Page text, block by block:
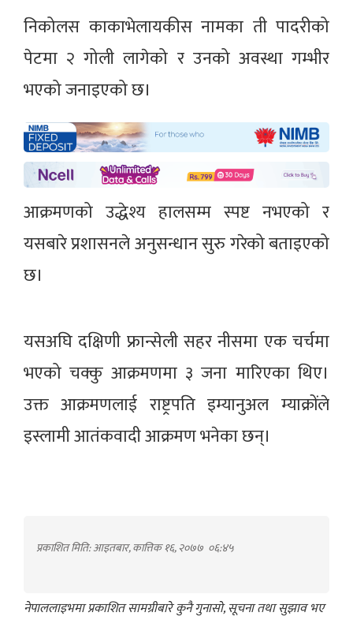
निकोलस काकाभेलायकीस नामका ती पादरीको
पेटमा २ गोली लागेको र उनको अवस्था गम्भीर
भएको जनाइएको छ।
आक्रमणको उद्धेश्य हालसम्म स्पष्ट नभएको र
यसबारे प्रशासनले अनुसन्धान सुरु गरेको बताइएको
छ।
यसअघि दक्षिणी फ्रान्सेली सहर नीसमा एक चर्चमा
भएको चक्कु आक्रमणमा ३ जना मारिएका थिए।
उक्त आक्रमणलाई राष्ट्रपति इम्यानुअल म्याक्रोंले
इस्लामी आतंकवादी आक्रमण भनेका छन्।
प्रकाशित मिति: आइतबार, कात्तिक १६, २०७७ ०६:४५
नेपाललाइभमा प्रकाशित सामग्रीबारे कुनै गुनासो, सूचना तथा सुझाव भए